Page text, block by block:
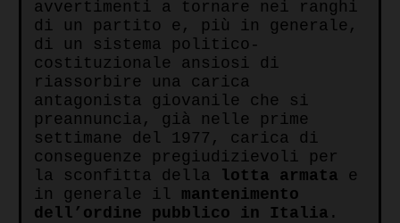
avvertimenti a tornare nei ranghi
di un partito e, più in generale,
di un sistema politico-
costituzionale ansiosi di
riassorbire una carica
antagonista giovanile che si
preannuncia, già nelle prime
settimane del 1977, carica di
conseguenze pregiudizievoli per
la sconfitta della lotta armata e
in generale il mantenimento
dell’ordine pubblico in Italia .